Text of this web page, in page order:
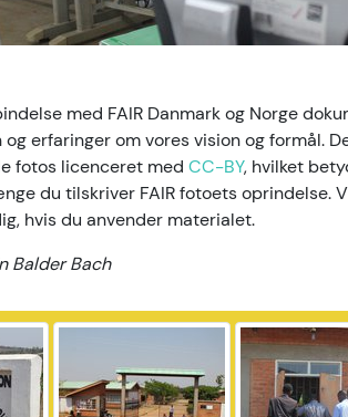
med FAIR Danmark og Norge
erfaringer om vores vision og formål.
fotos licenceret med CC-BY, hvilket
du tilskriver FAIR fotoets oprindelse.
hvis du anvender materialet.
Balder Bach